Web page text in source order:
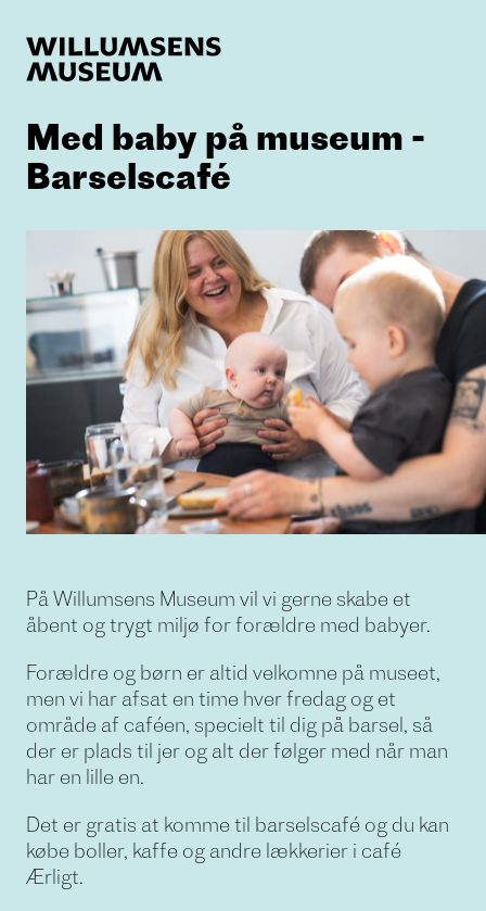
Med baby på museum -
Barselscafé
På Willumsens Museum vil vi gerne skabe et
åbent og trygt miljø for forældre med babyer.
Forældre og børn er altid velkomne på museet,
men vi har afsat en time hver fredag og et
område af caféen, specielt til dig på barsel, så
der er plads til jer og alt der følger med når man
har en lille en.
Det er gratis at komme til barselscafé og du kan
købe boller, kaffe og andre lækkerier i café
Ærligt.